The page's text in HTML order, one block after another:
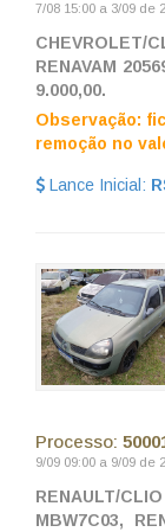
7/08 15:00 a 3/09 de
RENAVAM
9.000,00.
Observação:
remoção no
Lance Inicial:
Processo:
9/09 09:00 a 9/09 de
RENAULT/
MBW7C03,